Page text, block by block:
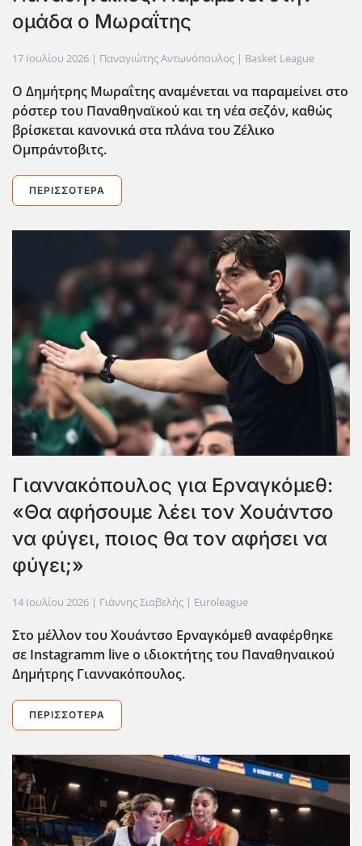
ομάδα ο Μωραΐτης
17 Ιουλίου 2026 | Παναγιώτης Αντωνόπουλος | Basket League
Ο Δημήτρης Μωραΐτης αναμένεται να παραμείνει στο
ρόστερ του Παναθηναϊκού και τη νέα σεζόν, καθώς
βρίσκεται κανονικά στα πλάνα του Ζέλικο
Ομπράντοβιτς.
ΠΕΡΙΣΣΌΤΕΡΑ
Γιαννακόπουλος για Ερναγκόμεθ:
«Θα αφήσουμε λέει τον Χουάντσο
να φύγει, ποιος θα τον αφήσει να
φύγει;»
14 Ιουλίου 2026 | Γιάννης Σιαβελής | Euroleague
Στο μέλλον του Χουάντσο Ερναγκόμεθ αναφέρθηκε
σε Instagramm live o ιδιοκτήτης του Παναθηναικού
Δημήτρης Γιαννακόπουλος.
ΠΕΡΙΣΣΌΤΕΡΑ